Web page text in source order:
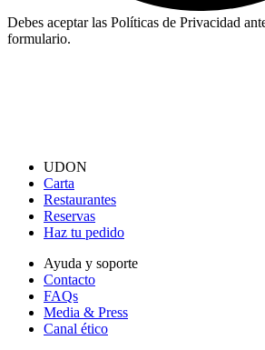
Debes aceptar las Políticas de Privacidad
formulario.
UDON
Carta
Restaurantes
Reservas
Haz tu pedido
Ayuda y soporte
Contacto
FAQs
Media & Press
Canal ético